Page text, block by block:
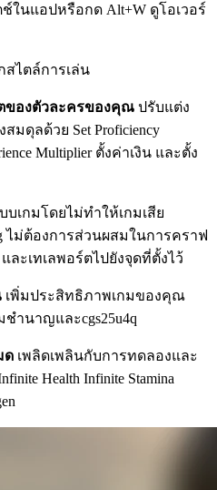
ในแอปหรือกด Alt+W ดูโอเวอร์
ไตล์การเล่น
ของตัวละครของคุณ ปรับแต่ง
ดุลด้วย Set Proficiency
Multiplier ตั้งค่าเงิน และตั้ง
บเกมโดยไม่ทำให้เกมเสีย
ไม่ต้องการส่วนผสมในการคราฟ
ะเทเลพอร์ตไปยังจุดที่ตั้งไว้
เพิ่มประสิทธิภาพเกมของคุณ
ำนาญและcgs25u4q
ด เพลิดเพลินกับการทดลองและ
Health Infinite Stamina